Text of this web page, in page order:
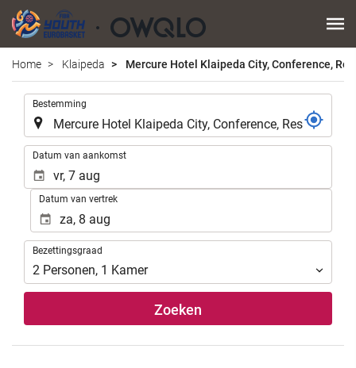
Home Klaipeda Mercure Hotel Klaipeda City, Conference,
Bestemming
Datum van aankomst
Datum van vertrek
Bezettingsgraad
Bezettingsgraad
2 Personen, 1 Kamer
Zoeken